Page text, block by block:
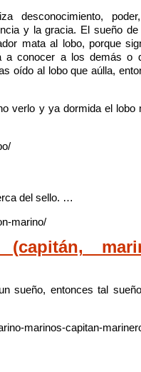
desconocimiento,
yla gracia. El sueño
mata al lobo, porque
a conocer a los demás o
oído al loboque aúlla,
verlo yya dormida el lobo
/
del sello. …
marino/
(capitán,
unsueño, entonces tal
-marinos-capitan-